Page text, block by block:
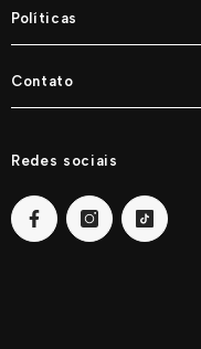
Políticas
Contato
Redes sociais